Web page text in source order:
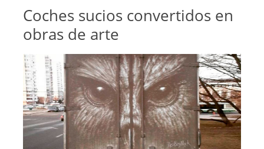
Coches sucios convertidos en
obras de arte